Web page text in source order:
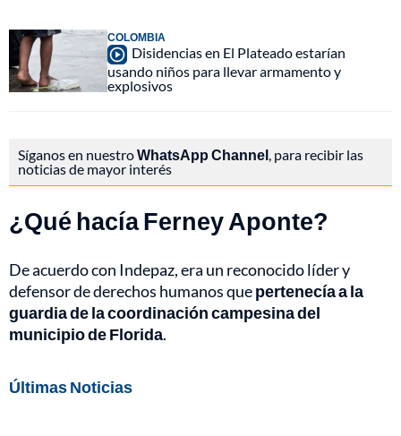
COLOMBIA
Disidencias en El Plateado estarían
usando niños para llevar armamento y
explosivos
Síganos en nuestroWhatsApp Channel, para recibir las
noticias de mayor interés
¿Qué hacía Ferney Aponte?
De acuerdo con Indepaz, era un reconocido líder y
defensor de derechos humanos quepertenecía a la
guardia de la coordinación campesina del
municipio de Florida.
Últimas Noticias